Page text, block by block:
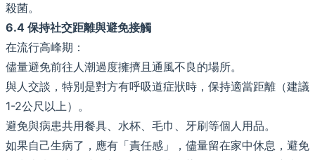
殺菌。
6.4 保持社交距離與避免接觸
在流行高峰期：
儘量避免前往人潮過度擁擠且通風不良的場所。
與人交談，特別是對方有呼吸道症狀時，保持適當距離（建議
1-2公尺以上）。
避免與病患共用餐具、水杯、毛巾、牙刷等個人用品。
如果自己生病了，應有「責任感」，儘量留在家中休息，避免